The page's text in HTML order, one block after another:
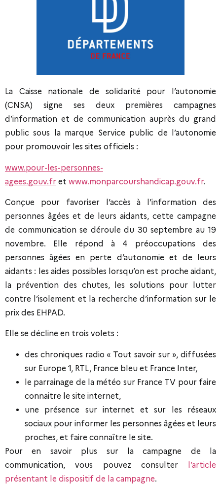
La Caisse nationale de solidarité pour l’autonomie
(CNSA) signe ses deux premières campagnes
d’information et de communication auprès du grand
public sous la marque Service public de l’autonomie
pour promouvoir les sites officiels :
www.pour-les-personnes-
agees.gouv.fr et www.monparcourshandicap.gouv.fr.
Conçue pour favoriser l’accès à l’information des
personnes âgées et de leurs aidants, cette campagne
de communication se déroule du 30 septembre au 19
novembre. Elle répond à 4 préoccupations des
personnes âgées en perte d’autonomie et de leurs
aidants : les aides possibles lorsqu’on est proche aidant,
la prévention des chutes, les solutions pour lutter
contre l’isolement et la recherche d’information sur le
prix des EHPAD.
Elle se décline en trois volets :
des chroniques radio « Tout savoir sur », diffusées
sur Europe 1, RTL, France bleu et France Inter,
le parrainage de la météo sur France TV pour faire
connaitre le site internet,
une présence sur internet et sur les réseaux
sociaux pour informer les personnes âgées et leurs
proches, et faire connaître le site.
Pour en savoir plus sur la campagne de la
communication, vous pouvez consulter
l’article
présentant le dispositif de la campagne.